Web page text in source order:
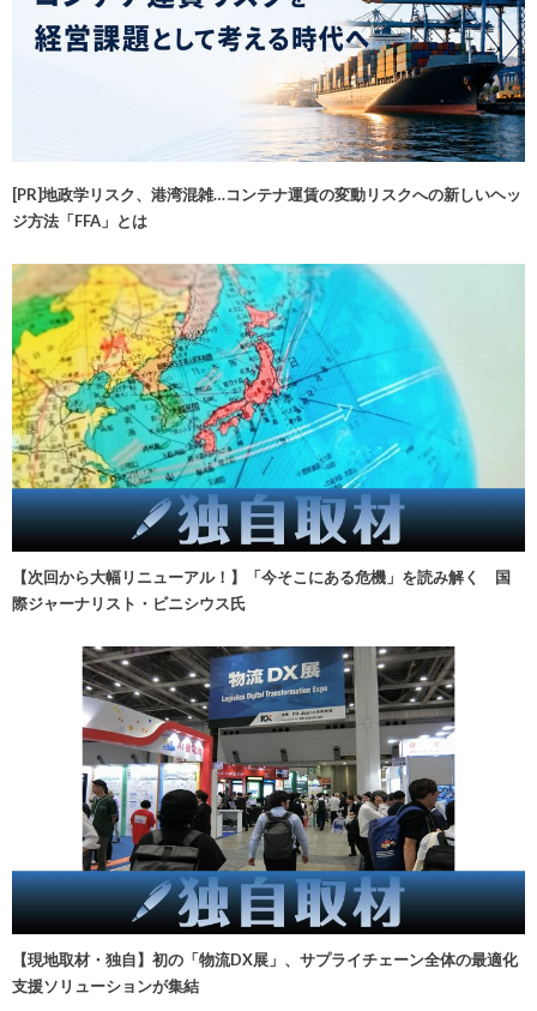
[PR]地政学リスク、港湾混雑…コンテナ運賃の変動リスクへの新しいヘッ
ジ方法「FFA」とは
【次回から大幅リニューアル！】「今そこにある危機」を読み解く 国
際ジャーナリスト・ビニシウス氏
【現地取材・独自】初の「物流DX展」、サプライチェーン全体の最適化
支援ソリューションが集結